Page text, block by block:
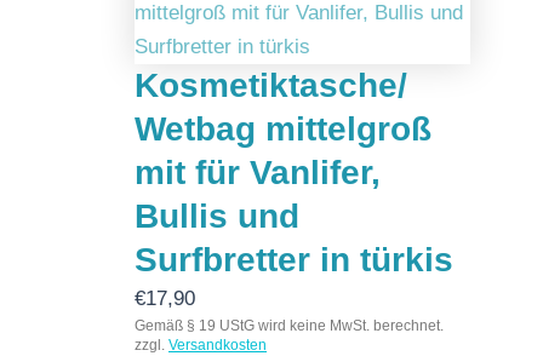
Kosmetiktasche/
Wetbag mittelgroß
mit für Vanlifer,
Bullis und
Surfbretter in türkis
€17,90
Gemäß § 19 UStG wird keine MwSt. berechnet.
zzgl. Versandkosten